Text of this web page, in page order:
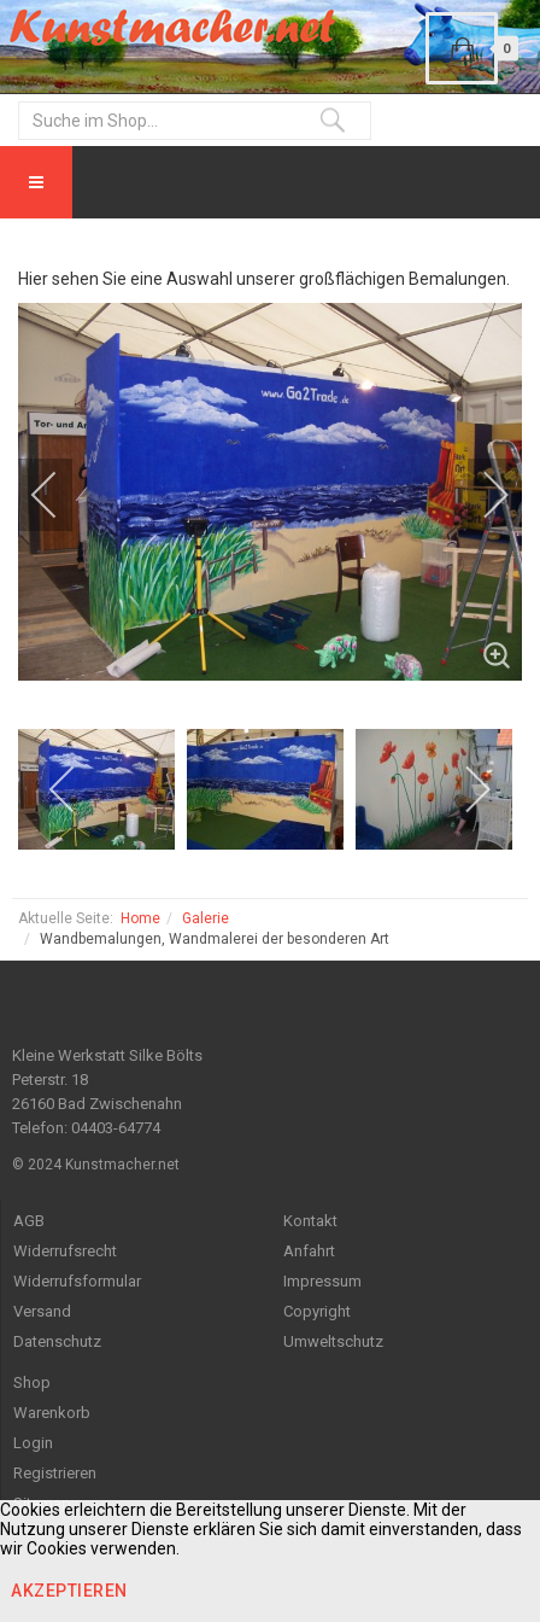
0
Hier sehen Sie eine Auswahl unserer großflächigen Bemalungen.
Aktuelle Seite: Home
Galerie
Wandbemalungen, Wandmalerei der besonderen Art
Kleine Werkstatt Silke Bölts
Peterstr. 18
26160 Bad Zwischenahn
Telefon: 04403-64774
© 2024 Kunstmacher.net
AGB
Widerrufsrecht
Widerrufsformular
Versand
Datenschutz
Kontakt
Anfahrt
Impressum
Copyright
Umweltschutz
Shop
Warenkorb
Login
Registrieren
Sitemap
Cookies erleichtern die Bereitstellung unserer Dienste. Mit der
Nutzung unserer Dienste erklären Sie sich damit einverstanden, dass
wir Cookies verwenden.
AKZEPTIEREN